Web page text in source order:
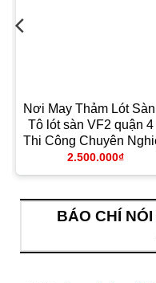
Nơi May Thảm Lót
Tô lót sàn VF2 quận 4
Thi Công Chuyên
2.500.000₫
BÁO CHÍ